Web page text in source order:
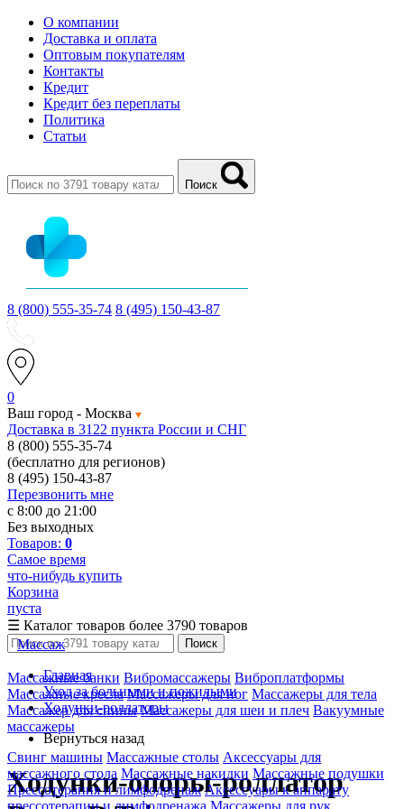
О компании
Доставка и оплата
Оптовым покупателям
Контакты
Кредит
Кредит без переплаты
Политика
Статьи
Поиск
8 (800) 555-35-74 8 (495) 150-43-87
0
Ваш город - Москва
Доставка в 3122 пункта России и СНГ
8 (800) 555-35-74
(бесплатно для регионов)
8 (495) 150-43-87
Перезвонить мне
с 8:00 до 21:00
Без выходных
Товаров: 0
Самое время
что-нибудь купить
Корзина
пуста
☰ Каталог товаров более 3790 товаров
Массаж
Массажные банки Вибромассажеры Виброплатформы
Массажные кресла Массажеры для ног Массажеры для тела
Массажер для спины Массажеры для шеи и плеч Вакуумные
массажеры
Свинг машины Массажные столы Аксессуары для
массажного стола Массажные накидки Массажные подушки
Прессотерапия и лимфодренаж Аксессуары к аппарату
прессотерапии и лимфодренажа Массажеры для рук
Поиск
Главная
Уход за больными и пожилыми
Ходунки-роллаторы
Вернуться назад
Ходунки-опоры-роллатор